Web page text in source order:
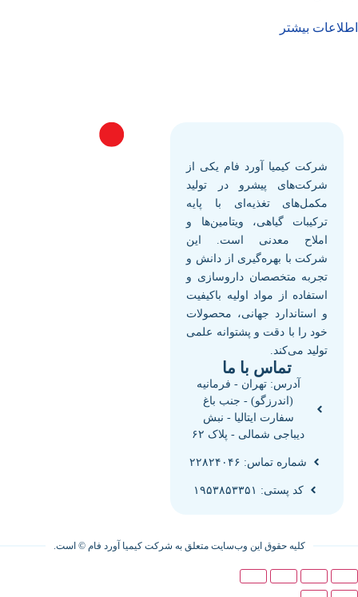
اطلاعات بیشتر
شرکت کیمیا آورد فام یکی از
شرکت‌های پیشرو در تولید
مکمل‌های تغذیه‌ای با پایه
ترکیبات گیاهی، ویتامین‌ها و
املاح معدنی است. این
شرکت با بهره‌گیری از دانش و
تجربه متخصصان داروسازی و
استفاده از مواد اولیه باکیفیت
و استاندارد جهانی، محصولات
خود را با دقت و پشتوانه علمی
تولید می‌کند.
تماس با ما
آدرس: تهران - فرمانیه
(اندرزگو) - جنب باغ
سفارت ایتالیا - نبش
دیباجی شمالی - پلاک ۶۲
شماره تماس: ۲۲۸۲۴۰۴۶
کد پستی: ۱۹۵۳۸۵۳۳۵۱
کلیه حقوق این وب‌سایت متعلق به شرکت کیمیا آورد فام © است.